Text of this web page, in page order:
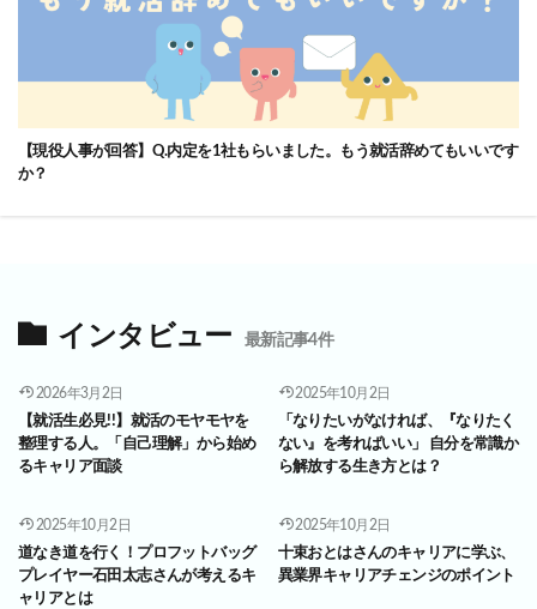
【現役人事が回答】Q.内定を1社もらいました。もう就活辞めてもいいです
か？
インタビュー 最新記事4件
2026年3月2日
【就活生必見!!】就活のモヤモヤを
整理する人。「自己理解」から始め
るキャリア面談
2025年10月2日
「なりたいがなければ、『なりたく
ない』を考ればいい」 自分を常識か
ら解放する生き方とは？
2025年10月2日
道なき道を行く！プロフットバッグ
プレイヤー石田太志さんが考えるキ
ャリアとは
2025年10月2日
十束おとはさんのキャリアに学ぶ、
異業界キャリアチェンジのポイント